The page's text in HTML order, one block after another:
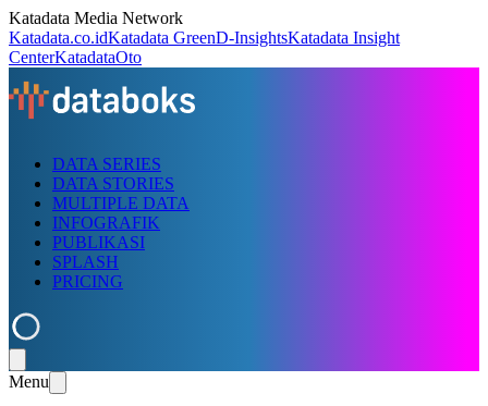
Katadata Media Network
Katadata.co.idKatadata GreenD-InsightsKatadata Insight
CenterKatadataOto
DATA SERIES
DATA STORIES
MULTIPLE DATA
INFOGRAFIK
PUBLIKASI
SPLASH
PRICING
Menu